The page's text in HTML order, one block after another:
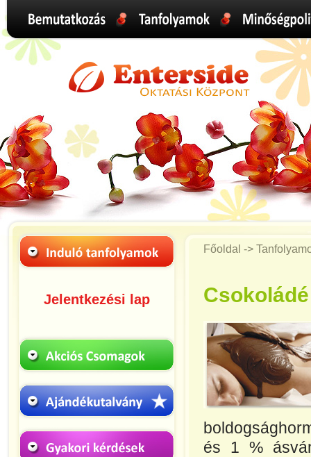
Jelentkezési lap
Főoldal ->
és 1 %